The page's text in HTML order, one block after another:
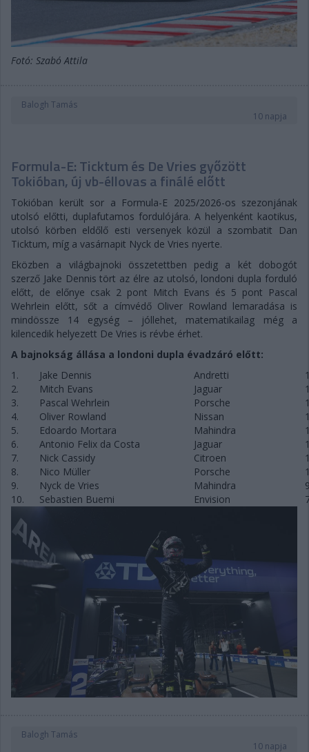
Fotó: Szabó Attila
Balogh Tamás
10 napja
Formula-E: Ticktum és De Vries győzött
Tokióban, új vb-éllovas a finálé előtt
Tokióban került sor a Formula-E 2025/2026-os szezonjának
utolsó előtti, duplafutamos fordulójára. A helyenként kaotikus,
utolsó körben eldőlő esti versenyek közül a szombatit Dan
Ticktum, míg a vasárnapit Nyck de Vries nyerte.
Eközben a világbajnoki összetettben pedig a két dobogót
szerző Jake Dennis tört az élre az utolsó, londoni dupla forduló
előtt, de előnye csak 2 pont Mitch Evans és 5 pont Pascal
Wehrlein előtt, sőt a címvédő Oliver Rowland lemaradása is
mindössze 14 egység – jóllehet, matematikailag még a
kilencedik helyezett De Vries is révbe érhet.
A bajnokság állása a londoni dupla évadzáró előtt:
1.
Jake Dennis Andretti
2.
Mitch Evans Jaguar
3.
Pascal Wehrlein Porsche
4.
Oliver Rowland Nissan
5.
Edoardo Mortara Mahindra
6.
Antonio Felix da Costa Jaguar
7.
Nick Cassidy Citroen
8.
Nico Müller Porsche
9.
Nyck de Vries Mahindra
10.
Sebastien Buemi Envision
Balogh Tamás
10 napja